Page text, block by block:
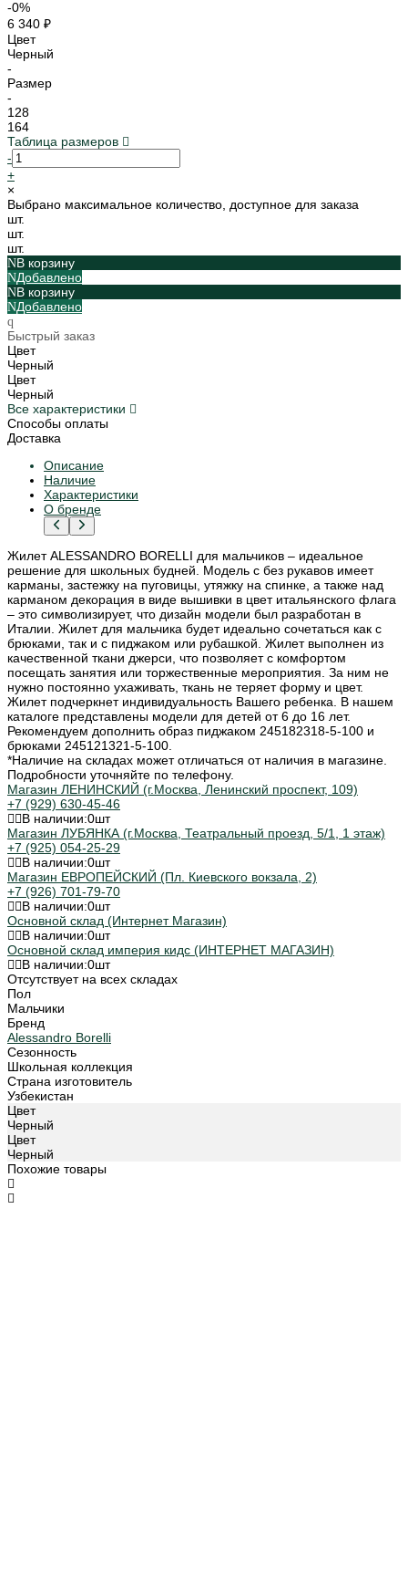
-0%
6 340 ₽
Цвет
Черный
-
Размер
-
128
164
Таблица размеров
-
+
×
Выбрано максимальное количество, доступное для заказа
шт.
шт.
шт.
В корзину
Добавлено
В корзину
Добавлено
Быстрый заказ
Цвет
Черный
Цвет
Черный
Все характеристики
Способы оплаты
Доставка
Описание
Наличие
Характеристики
О бренде
Жилет ALESSANDRO BORELLI для мальчиков – идеальное
решение для школьных будней. Модель с без рукавов имеет
карманы, застежку на пуговицы, утяжку на спинке, а также над
карманом декорация в виде вышивки в цвет итальянского флага
– это символизирует, что дизайн модели был разработан в
Италии. Жилет для мальчика будет идеально сочетаться как с
брюками, так и с пиджаком или рубашкой. Жилет выполнен из
качественной ткани джерси, что позволяет с комфортом
посещать занятия или торжественные мероприятия. За ним не
нужно постоянно ухаживать, ткань не теряет форму и цвет.
Жилет подчеркнет индивидуальность Вашего ребенка. В нашем
каталоге представлены модели для детей от 6 до 16 лет.
Рекомендуем дополнить образ пиджаком 245182318-5-100 и
брюками 245121321-5-100.
*Наличие на складах может отличаться от наличия в магазине.
Подробности уточняйте по телефону.
Магазин ЛЕНИНСКИЙ (г.Москва, Ленинский проспект, 109)
+7 (929) 630-45-46
В наличии:0шт
Магазин ЛУБЯНКА (г.Москва, Театральный проезд, 5/1, 1 этаж)
+7 (925) 054-25-29
В наличии:0шт
Магазин ЕВРОПЕЙСКИЙ (Пл. Киевского вокзала, 2)
+7 (926) 701-79-70
В наличии:0шт
Основной склад (Интернет Магазин)
В наличии:0шт
Основной склад империя кидс (ИНТЕРНЕТ МАГАЗИН)
В наличии:0шт
Отсутствует на всех складах
Пол
Мальчики
Бренд
Alessandro Borelli
Сезонность
Школьная коллекция
Страна изготовитель
Узбекистан
Цвет
Черный
Цвет
Черный
Похожие товары